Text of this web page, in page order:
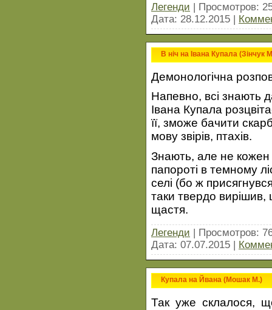
Легенди | Просмотров:
Дата: 28.12.2015 |
В ніч на Івана Купала (Зінчук
Демонологічна
Напевно, всі знають
Івана Купала
її, зможе бачити
мову звірів, птахів.
Знають, але не кожен
папороті в темному
селі (бо ж
таки твердо вирішив,
щастя.
Легенди | Просмотров:
Дата: 07.07.2015 |
Купала на Йвана (Мошак М.)
Так уже склалося,